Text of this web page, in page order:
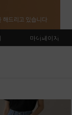
마이페이지